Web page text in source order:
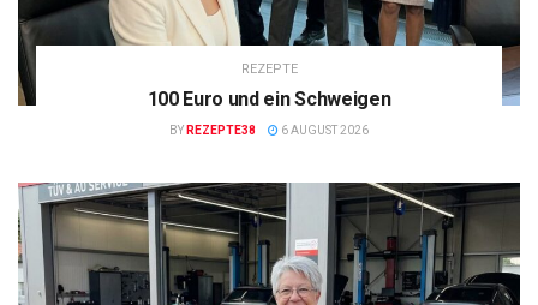
REZEPTE
100 Euro und ein Schweigen
BY REZEPTE38 6 AUGUST 2026